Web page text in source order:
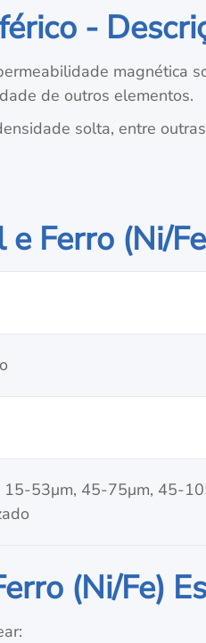
-
magnética
de outros elementos.
solta, entre
Ferro (Ni/
15-53μm, 45-75μm, 45-
(Ni/Fe)